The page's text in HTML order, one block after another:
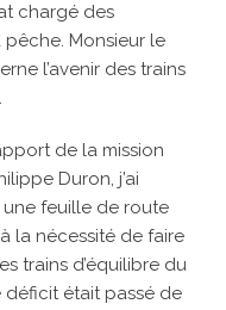
chargé des
Monsieur le
l’avenir des trains
de la mission
Duron, j’ai
une feuille de route
la nécessité de faire
trains d’équilibre du
était passé de